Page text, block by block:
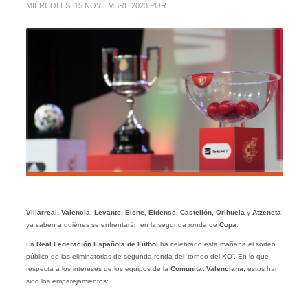
MIÉRCOLES, 15 NOVIEMBRE 2023 POR
Villarreal, Valencia, Levante, Elche, Eldense, Castellón, Orihuela y Atzeneta
ya saben a quiénes se enfrentarán en la segunda ronda de Copa
La Real Federación Española de Fútbol ha celebrado esta mañana el sorteo
público de las eliminatorias de segunda ronda del ‘torneo del KO’. En lo que
respecta a los intereses de los equipos de la Comunitat Valenciana , estos han
sido los emparejamientos: